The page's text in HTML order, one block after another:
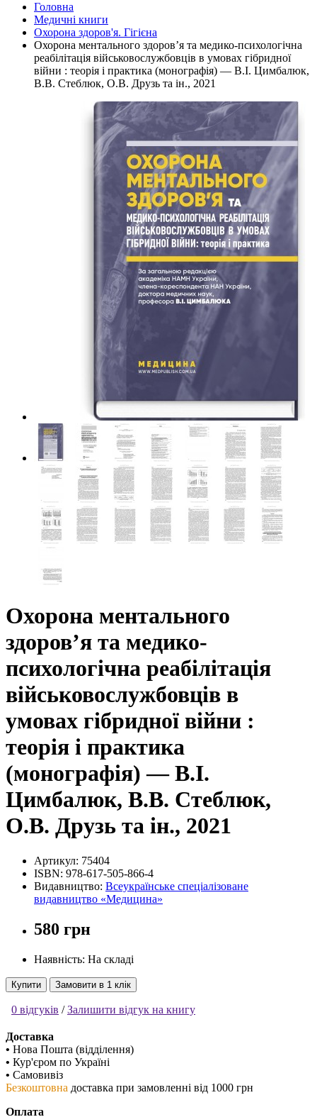
Головна
Медичні книги
Охорона здоров'я. Гігієна
Охорона ментального здоров’я та медико-психологічна
реа­білітація військовослужбовців в умовах гібридної
війни : теорія і практика (монографія) — В.I. Цимбалюк,
В.В. Стеблюк, О.В. Друзь та ін., 2021
Охорона ментального
здоров’я та медико-
психологічна реа­білітація
військовослужбовців в
умовах гібридної війни :
теорія і практика
(монографія) — В.I.
Цимбалюк, В.В. Стеблюк,
О.В. Друзь та ін., 2021
Артикул: 75404
ISBN: 978-617-505-866-4
Видавництво: Всеукраїнське спеціалізоване
видавництво «Медицина»
580 грн
Наявність: На складі
Купити Замовити в 1 клік
0 відгуків /Залишити відгук на книгу
Доставка
• Нова Пошта (відділення)
• Кур'єром по Україні
• Самовивіз
Безкоштовна доставка при замовленні від 1000 грн
Оплата